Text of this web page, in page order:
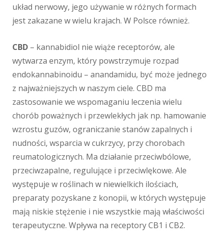
układ nerwowy, jego używanie w różnych formach
jest zakazane w wielu krajach. W Polsce również.
CBD – kannabidiol nie wiąże receptorów, ale
wytwarza enzym, który powstrzymuje rozpad
endokannabinoidu – anandamidu, być może jednego
z najważniejszych w naszym ciele. CBD ma
zastosowanie we wspomaganiu leczenia wielu
chorób poważnych i przewlekłych jak np. hamowanie
wzrostu guzów, ograniczanie stanów zapalnych i
nudności, wsparcia w cukrzycy, przy chorobach
reumatologicznych. Ma działanie przeciwbólowe,
przeciwzapalne, regulujące i przeciwlękowe. Ale
występuje w roślinach w niewielkich ilościach,
preparaty pozyskane z konopii, w których występuje
mają niskie stężenie i nie wszystkie mają właściwości
terapeutyczne. Wpływa na receptory CB1 i CB2.